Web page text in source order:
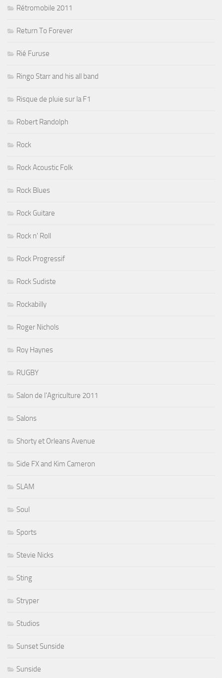
Rétromobile 2011
Return To Forever
Rié Furuse
Ringo Starr and his all band
Risque de pluie sur la F1
Robert Randolph
Rock
Rock Acoustic Folk
Rock Blues
Rock Guitare
Rock n' Roll
Rock Progressif
Rock Sudiste
Rockabilly
Roger Nichols
Roy Haynes
RUGBY
Salon de l'Agriculture 2011
Salons
Shorty et Orleans Avenue
Side FX and Kim Cameron
SLAM
Soul
Sports
Stevie Nicks
Sting
Stryper
Studios
Sunset Sunside
Sunside